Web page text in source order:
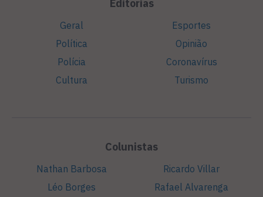
Editorias
Geral
Política
Polícia
Cultura
Esportes
Opinião
Coronavírus
Turismo
Colunistas
Nathan Barbosa
Léo Borges
Ricardo Villar
Rafael Alvarenga